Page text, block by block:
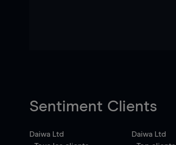
Sentiment Clients
Daiwa Ltd
Daiwa Ltd